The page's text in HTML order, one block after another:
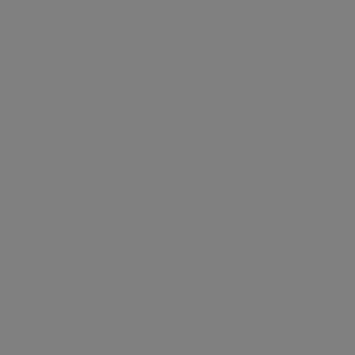
élményt nyújtsuk kedves
tárolja a személyes adatok közül.
tudjuk megcélozni.